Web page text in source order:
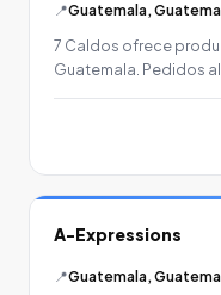
📍Guatemala,
7 Caldos ofrece
Guatemala. Pedidos al
A-Expressions
📍Guatemala,